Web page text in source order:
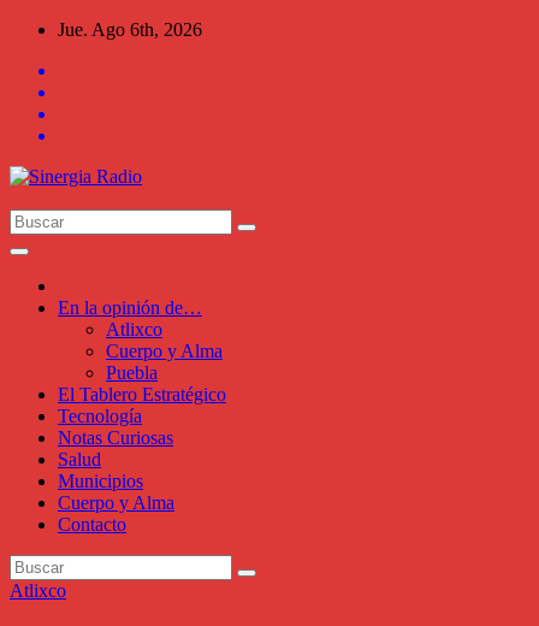
Saltar
contenido
Jue. Ago 6th, 2026
En la opinión de…
Atlixco
Cuerpo y Alma
Puebla
El Tablero Estratégico
Tecnología
Notas Curiosas
Salud
Municipios
Cuerpo y Alma
Contacto
Atlixco